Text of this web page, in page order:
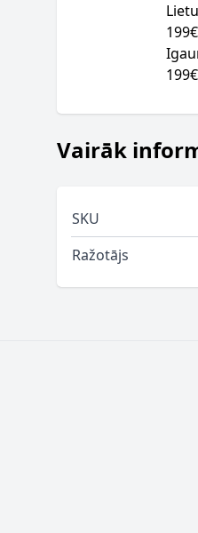
199€
199€
Vairāk
SKU
Ražotājs